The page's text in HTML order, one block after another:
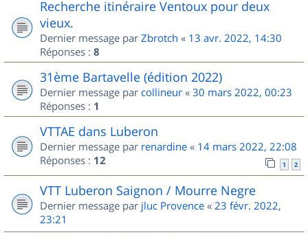
Recherche itinéraire Ventoux pour deux
vieux.
Dernier message par Zbrotch « 13 avr. 2022, 14:30
Réponses : 8
31ème Bartavelle (édition 2022)
Dernier message par collineur « 30 mars 2022, 00:23
Réponses : 1
VTTAE dans Luberon
Dernier message par renardine « 14 mars 2022, 22:08
Réponses : 12 1 2
VTT Luberon Saignon / Mourre Negre
Dernier message par jluc Provence « 23 févr. 2022,
23:21